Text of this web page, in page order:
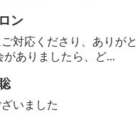
ン
対応くださり、ありが
がありましたら、ど...
いました